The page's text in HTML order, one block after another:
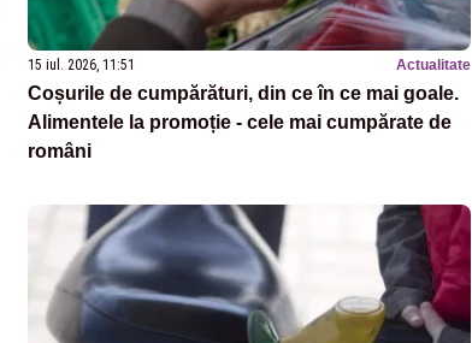
15 iul. 2026, 11:51 Actualitate
Coșurile de cumpărături, din ce în ce mai goale.
Alimentele la promoție - cele mai cumpărate de
români